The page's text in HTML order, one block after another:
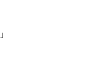
」